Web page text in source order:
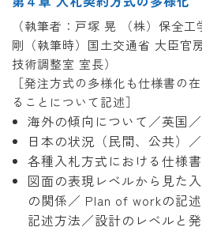
（執筆者：戸塚 晃 （株）保全
剛（執筆時）国土交通省 大臣官
技術調整室 室長）
［発注方式の多様化も仕様書の
ることについて記述］
海外の傾向について／英国
日本の状況（民間、公共）
各種入札方式における仕様
図面の表現レベルから見た
の関係／ Plan of workの記
記述方法／設計のレベルと